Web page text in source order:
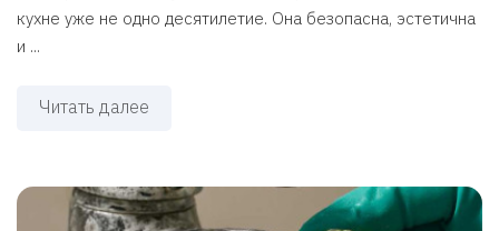
кухне уже не одно десятилетие. Она безопасна, эстетична
и ...
Читать далее